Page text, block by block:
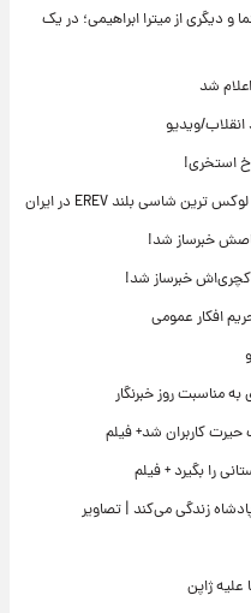
و دیگری از میترا ابراهیمی؛ در یک
انقلاب/ویدیو
استخری!
خاصش خبرساز شد!
خبرساز شد!
افکار عمومی
مناسبت روز خبرنگار
کاربران شد+ فیلم
را بگیرد + فیلم
زندگی می‌کند | تصاویر
علیه ژاپن